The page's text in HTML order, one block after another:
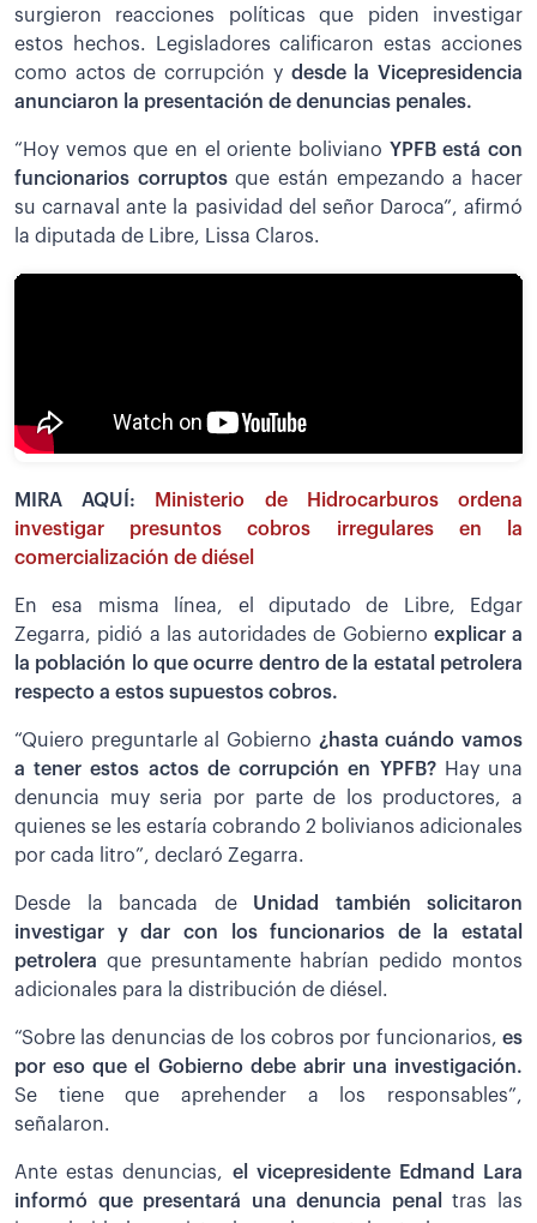
surgieron reacciones políticas que piden investigar
estos hechos. Legisladores calificaron estas acciones
como actos de corrupción y desde la Vicepresidencia
anunciaron la presentación de denuncias penales.
“Hoy vemos que en el oriente boliviano YPFB está con
funcionarios corruptosque están empezando a hacer
su carnaval ante la pasividad del señor Daroca”, afirmó
la diputada de Libre, Lissa Claros.
MIRA AQUÍ:
Ministerio de Hidrocarburos ordena
investigar presuntos cobros irregulares en la
comercialización de diésel
En esa misma línea, el diputado de Libre, Edgar
Zegarra, pidió a las autoridades de Gobierno explicar a
la población lo que ocurre dentro de la estatal petrolera
respecto a estos supuestos cobros.
“Quiero preguntarle al Gobierno ¿hasta cuándo vamos
a tener estos actos de corrupción en YPFB? Hay una
denuncia muy seria por parte de los productores, a
quienes se les estaría cobrando 2 bolivianos adicionales
por cada litro”, declaró Zegarra.
Desde la bancada de Unidad también solicitaron
investigar y dar con los funcionarios de la estatal
petrolera que presuntamente habrían pedido montos
adicionales para la distribución de diésel.
“Sobre las denuncias de los cobros por funcionarios, es
por eso que el Gobierno debe abrir una investigación.
Se tiene que aprehender a los responsables”,
señalaron.
Ante estas denuncias, el vicepresidente Edmand Lara
informó que presentará una denuncia penaltras las